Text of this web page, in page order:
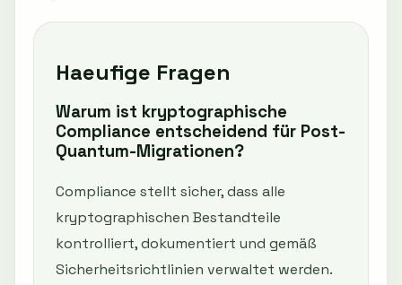
Haeufige Fragen
Warum ist kryptographische
Compliance entscheidend für Post-
Quantum-Migrationen?
Compliance stellt sicher, dass alle
kryptographischen Bestandteile
kontrolliert, dokumentiert und gemäß
Sicherheitsrichtlinien verwaltet werden.